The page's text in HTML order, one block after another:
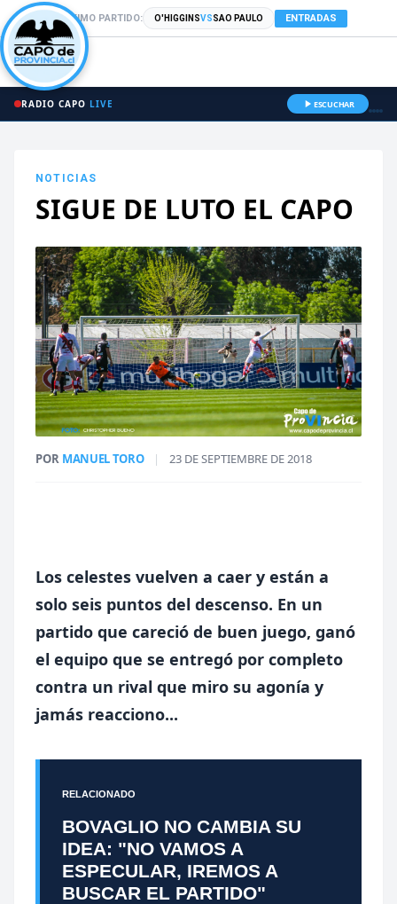
PRÓXIMO PARTIDO: O'HIGGINSVSSAO PAULO ENTRADAS
RADIO CAPO LIVE ESCUCHAR
NOTICIAS
SIGUE DE LUTO EL CAPO
POR MANUEL TORO | 23 DE SEPTIEMBRE DE 2018
Los celestes vuelven a caer y están a
solo seis puntos del descenso. En un
partido que careció de buen juego, ganó
el equipo que se entregó por completo
contra un rival que miro su agonía y
jamás reacciono...
RELACIONADO
BOVAGLIO NO CAMBIA SU
IDEA: "NO VAMOS A
ESPECULAR, IREMOS A
BUSCAR EL PARTIDO"